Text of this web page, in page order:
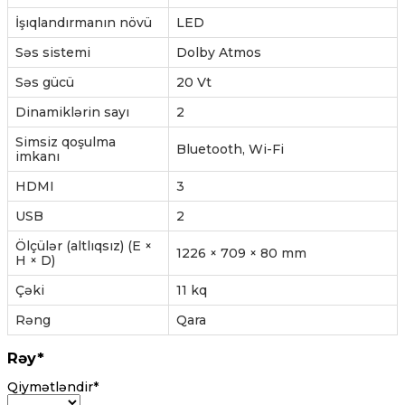
İşıqlandırmanın növü
LED
Səs sistemi
Dolby Atmos
Səs gücü
20 Vt
Dinamiklərin sayı
2
Simsiz qoşulma
imkanı
Bluetooth, Wi-Fi
HDMI
3
USB
2
Ölçülər (altlıqsız) (E ×
H × D)
1226 × 709 × 80 mm
Çəki
11 kq
Rəng
Qara
Rəy*
Qiymətləndir*